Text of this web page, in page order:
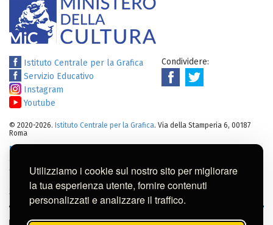
Utilizziamo i cookie sul nostro sito per migliorare
la tua esperienza utente, fornire contenuti
personalizzati e analizzare il traffico.
Istituto Centrale per la Grafica
Servizio Educativo
Instagram
Youtube
Condividere:
© 2020-2026. Istituto Centrale per la Grafica. Via della Stamperia 6, 00187
Roma
Note legali
altro materiale pubblicato su questo sito sono soggetti alle leggi sul
diritto di autore.
Per usi commerciali dei contenuti contattare l'Istituto:
gr@cultura.gov.it